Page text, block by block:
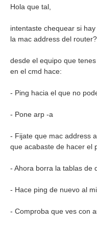
Hola que tal,
intentaste chequear si
la mac address del
desde el equipo que
en el cmd hace:
- Ping hacia el que no
- Pone arp -a
- Fijate que mac address
que acabaste de hacer el
- Ahora borra la tablas de
- Hace ping de nuevo al
- Comproba que ves con